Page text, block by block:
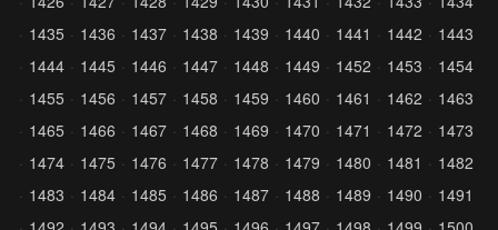
1435
1436 1437 1438 1439 1440 1441 1442
1443
1444
1445 1446 1447 1448 1449 1452 1453
1454
1455
1456 1457 1458 1459 1460 1461 1462
1463
1465
1466 1467 1468 1469 1470 1471 1472
1473
1474
1475 1476 1477 1478 1479 1480 1481
1482
1483
1484 1485 1486 1487 1488 1489 1490
1491